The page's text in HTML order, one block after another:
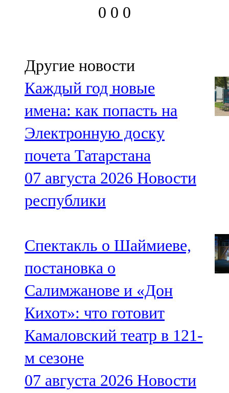
0 0 0
Другие новости
Каждый год новые
имена: как попасть на
Электронную доску
почета Татарстана
07 августа 2026 Новости
республики
Спектакль о Шаймиеве,
постановка о
Салимжанове и «Дон
Кихот»: что готовит
Камаловский театр в 121-
м сезоне
07 августа 2026 Новости